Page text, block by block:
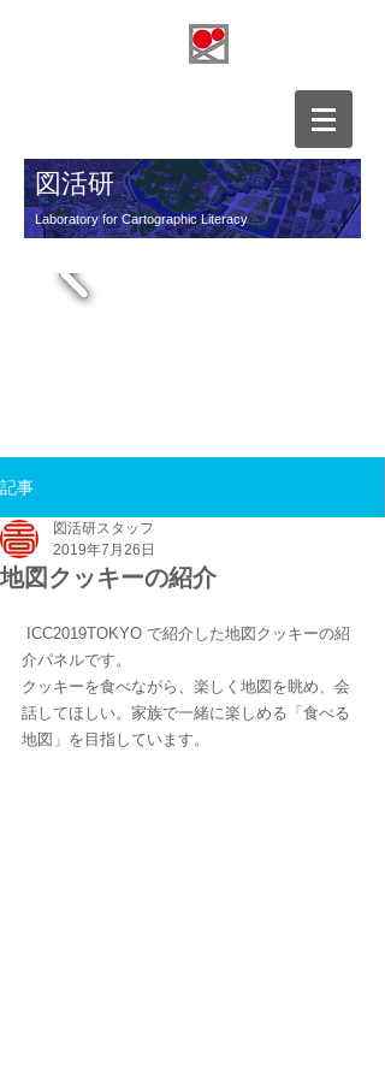
図活研
Laboratory for Cartographic Literacy
記事
地図クッキーの紹介
図活研スタッフ
2019年7月26日
介パネルです。
クッキーを食べながら、楽しく地図を眺め、会
話してほしい。家族で一緒に楽しめる「食べる
地図」を目指しています。